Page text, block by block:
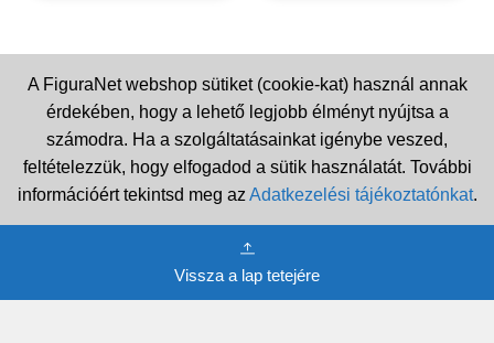
A FiguraNet webshop sütiket (cookie-kat) használ annak
érdekében, hogy a lehető legjobb élményt nyújtsa a
számodra. Ha a szolgáltatásainkat igénybe veszed,
feltételezzük, hogy elfogadod a sütik használatát. További
információért tekintsd meg az Adatkezelési tájékoztatónkat.
Vissza a lap tetejére